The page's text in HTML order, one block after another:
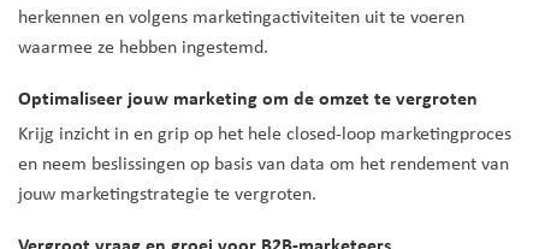
herkennen en volgens marketingactiviteiten uit te voeren
waarmee ze hebben ingestemd.
Optimaliseer jouw marketing om de omzet te vergroten
Krijg inzicht in en grip op het hele closed-loop marketingproces
en neem beslissingen op basis van data om het rendement van
jouw marketingstrategie te vergroten.